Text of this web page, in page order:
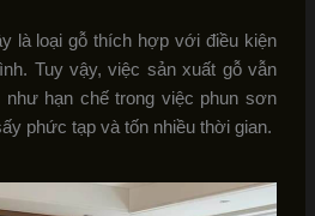
là loại gỗ thích hợp với điều kiện
Tuy vậy, việc sản xuất gỗ vẫn
hạn chế trong việc phun sơn
phức tạp và tốn nhiều thời gian.